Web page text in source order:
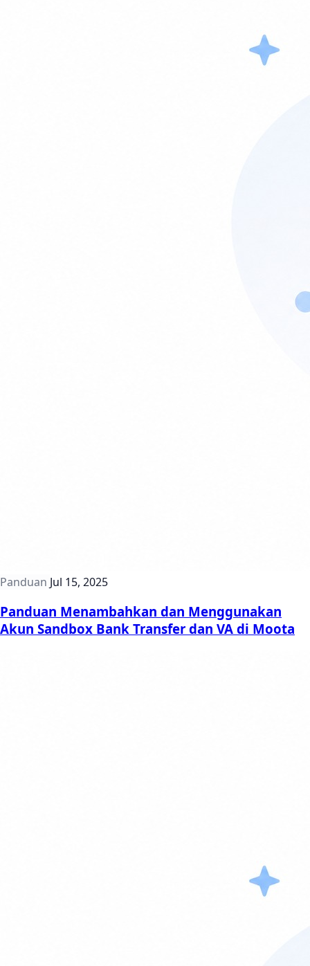
Panduan Jul 15, 2025
Panduan Menambahkan dan Menggunakan
Akun Sandbox Bank Transfer dan VA di Moota